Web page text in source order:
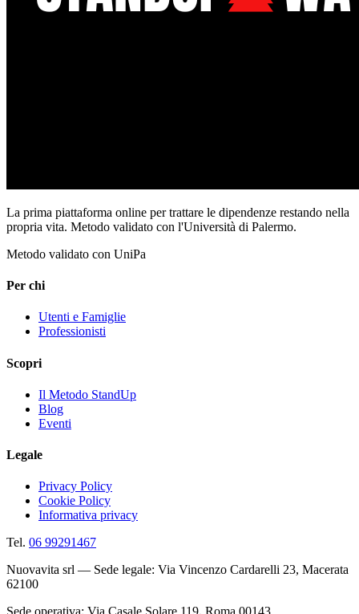
La prima piattaforma online per trattare le dipendenze restando nella
propria vita. Metodo validato con l'Università di Palermo.
Metodo validato con UniPa
Per chi
Utenti e Famiglie
Professionisti
Scopri
Il Metodo StandUp
Blog
Eventi
Legale
Privacy Policy
Cookie Policy
Informativa privacy
Tel. 06 99291467
Nuovavita srl — Sede legale: Via Vincenzo Cardarelli 23, Macerata
62100